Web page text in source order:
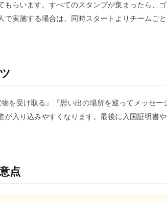
もらいます。すべてのスタンプが集まったら、
で実施する場合は、同時スタートよりチームご
物を受け取る』『思い出の場所を巡ってメッセ
が入り込みやすくなります。最後に入国証明書
点